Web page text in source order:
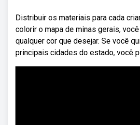
Distribuir os materiais para cada
colorir o mapa de minas gerais,
qualquer cor que desejar. Se você
principais cidades do estado, você